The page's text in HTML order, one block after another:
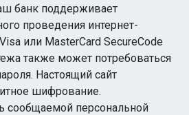
банк поддерживает
проведения интернет-
или MasterCard SecureCode
также может потребоваться
Настоящий сайт
шифрование.
сообщаемой персональной